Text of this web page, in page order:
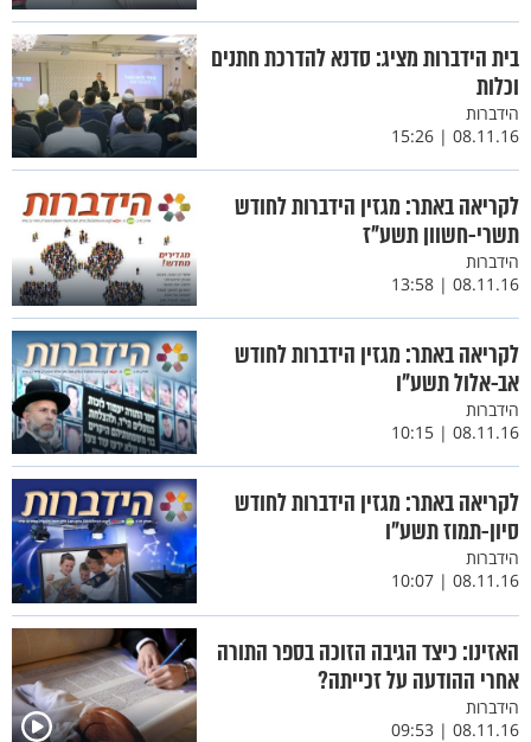
בית הידברות מציג: סדנא להדרכת חתנים
וכלות
הידברות
08.11.16 | 15:26
לקריאה באתר: מגזין הידברות לחודש
תשרי-חשוון תשע"ז
הידברות
08.11.16 | 13:58
לקריאה באתר: מגזין הידברות לחודש
אב-אלול תשע"ו
הידברות
08.11.16 | 10:15
לקריאה באתר: מגזין הידברות לחודש
סיון-תמוז תשע"ו
הידברות
08.11.16 | 10:07
האזינו: כיצד הגיבה הזוכה בספר התורה
אחרי ההודעה על זכייתה?
הידברות
08.11.16 | 09:53